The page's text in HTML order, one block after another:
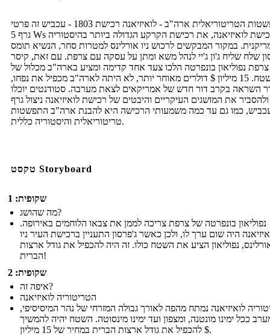
ההתפשטות הטריטוריאלית ארה"ב - לואיזיאנה רכישת 1803 - עכביש זה פרטי
גרף 5 Ws של רכישת לואיזיאנה, את רכישת הקרקע הגדולה ביותר בהיסטוריה
במקור המבקשים לרכוש ניו אורלינס למטרות סחר, הנשיא תומס
שלח שליח ג'ון ג'יי לנהל משא ומתן על עסקה עם צרפת. עם זאת, קיסר
צרפת נפוליאון בונפרטה הלכו צעד אחד קדימה ומציע בארה"ב מכלול של
השטח. 15 מיליון $ דולרים מאוחר יותר, לא היתה לארה"ב מכפיל את נפחו,
השראה בקרב דור חדש של אמריקאים לצאת מערבה. סטודנטים יוכלו
את המושגים העיקריים והיבטים של רכישת לואיזיאנה ניצול גרף
עכביש, כמו גם עד כמה משמעותי הרכישה היא להבנת ארה"ב התפשטות
טריטוריאלית והיסטוריה כללית.
טקסט Storyboard
שקופית: 1
מה שהושג?
נפוליאון בונפרטה של ​​צרפת צריכה לממן את צבאו הלוחמים באירופה.
היה שום ערך לו, ולכן כאשר ג'פרסון התעניין ברכישת העיר ניו
נפוליאון הציע את השטח כולו. זה היה להכפיל את גודל ארצות
הברית!
שקופית: 2
איפה זה?
הטריטוריה לואיזיאנה
לואיזיאנה נמתח מהפה לאורך גבולה המזרחי של נהר המיסיסיפי,
ככל ימינו מונטנה, ומצפון ועד ימינו מינסוטה. השטח יהיה להמשיך
להכפיל את גודל ארצות הברית במחיר של 15 מיליון $.